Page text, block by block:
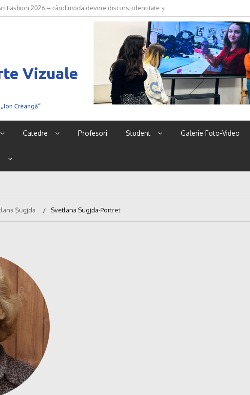
Fashion 2026 – când moda devine discurs, identitate și
fi văzut
Vizuale
Creangă”
Catedre Profesori Student Galerie Foto-Video
Şugjda Svetlana Sugjda-Portret